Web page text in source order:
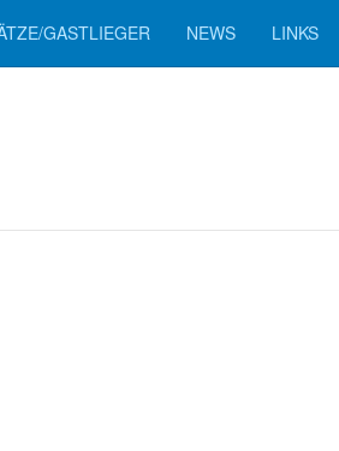
GASTLIEGER NEWS LINKS